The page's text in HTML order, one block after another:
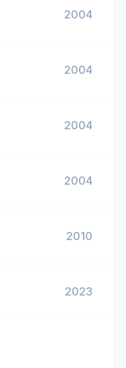
2004
2004
2004
2004
2010
2023